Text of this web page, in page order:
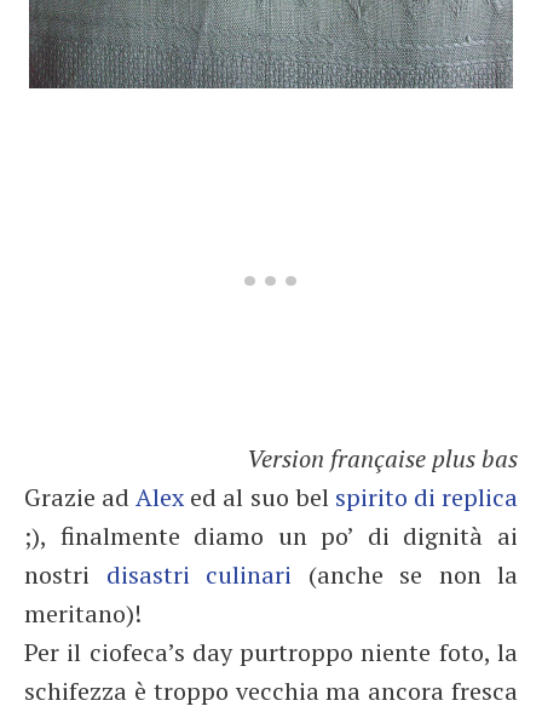
Version française plus bas
Grazie adAlex ed al suo bel spirito di replica
;), finalmente diamo un po’ di dignità ai
nostri disastri culinari (anche se non la
meritano)!
Per il ciofeca’s day purtroppo niente foto, la
schifezza è troppo vecchia ma ancora fresca